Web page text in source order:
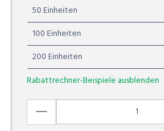
50 Einheiten
100 Einheiten
200 Einheiten
Rabattrechner-Beispiele ausblenden